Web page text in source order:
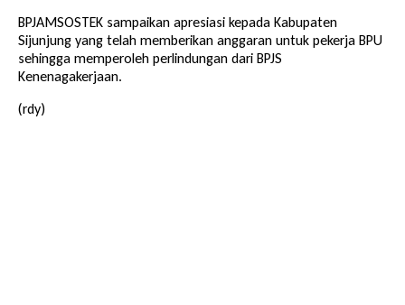
BPJAMSOSTEK sampaikan apresiasi kepada Kabupaten
Sijunjung yang telah memberikan anggaran untuk pekerja BPU
sehingga memperoleh perlindungan dari BPJS
Kenenagakerjaan.
(rdy)